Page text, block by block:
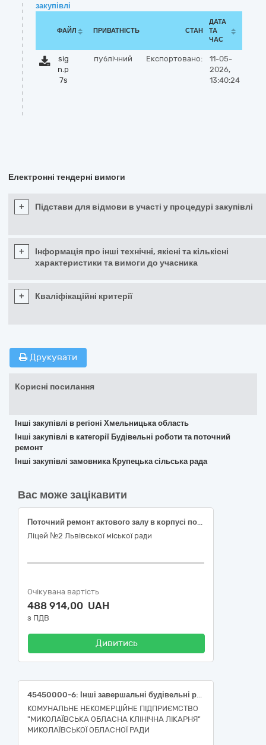
закупівлі
ФАЙЛ ПРИВАТНІСТЬ СТАН
ДАТА
ТА
ЧАС
sig
n.p
7s
публічний Експортовано:
11-05-
2026,
13:40:24
Електронні тендерні вимоги
+ Підстави для відмови в участі у процедурі закупівлі
+
Інформація про інші технічні, якісні та кількісні
характеристики та вимоги до учасника
+ Кваліфікаційні критерії
Друкувати
Корисні посилання
Інші закупівлі в регіоні Хмельницька область
Інші закупівлі в категорії Будівельні роботи та поточний
ремонт
Інші закупівлі замовника Крупецька сільська рада
Вас може зацікавити
Поточний ремонт актового залу в корпусі початкової школи Ліцею №2 Львівської міської ради за адресою: вул. Наукова,24а у м. Львові
Ліцей №2 Львівської міської ради
Очікувана вартість
488 914,00 UAH
з ПДВ
Дивитись
45450000-6: Інші завершальні будівельні роботи. (Поточний ремонт сходової клітини, в будівлі 4-х поверхового лікувального корпусу літера «А» Комунального некомерційного підприємства «Миколаївська обласна клінічна лікарня» Миколаївської обласної ради по вул.Київська, 1 у м.Миколаїв)
КОМУНАЛЬНЕ НЕКОМЕРЦІЙНЕ ПІДПРИЄМСТВО
"МИКОЛАЇВСЬКА ОБЛАСНА КЛІНІЧНА ЛІКАРНЯ"
МИКОЛАЇВСЬКОЇ ОБЛАСНОЇ РАДИ